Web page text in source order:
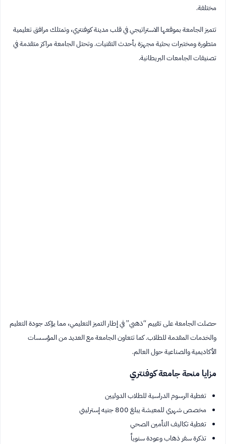
مختلفة.
تتميز الجامعة بموقعها الاستراتيجي في قلب مدينة كوفنتري، وتمتلك مرافق تعليمية
متطورة ومختبرات بحثية مجهزة بأحدث التقنيات. وتحتل الجامعة مراكز متقدمة في
تصنيفات الجامعات البريطانية.
حصلت الجامعة على تقييم “ذهبي” في إطار التميز التعليمي، مما يؤكد جودة التعليم
والخدمات المقدمة للطلاب. كما تتعاون الجامعة مع العديد من المؤسسات
الأكاديمية والصناعية حول العالم.
مزايا منحة جامعة كوفنتري
تغطية الرسوم الدراسية للطلاب الدوليين
مخصص شهري للمعيشة يبلغ 800 جنيه إسترليني
تغطية تكاليف التأمين الصحي
تذكرة سفر ذهاب وعودة سنوياً